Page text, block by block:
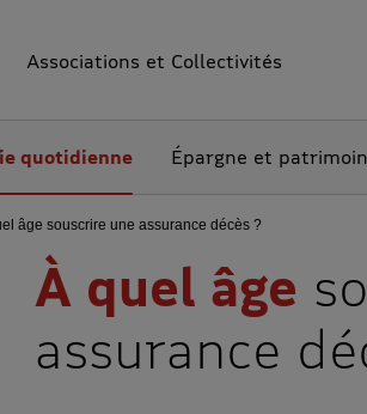
Associations et Collectivités
quotidienne Épargne et
âge souscrire une assurance décès ?
À quel âge
assurance